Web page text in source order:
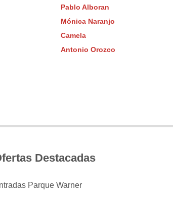
Pablo Alboran
Mónica Naranjo
Camela
Antonio Orozco
Destacadas
Parque Warner